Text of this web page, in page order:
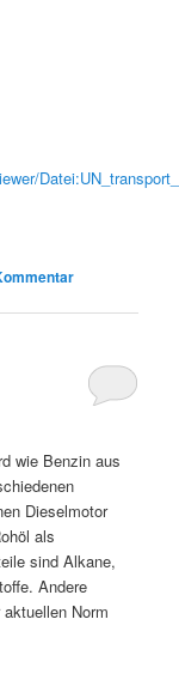
wie Benzin aus
Dieselmotor
als
sind Alkane,
Andere
Norm